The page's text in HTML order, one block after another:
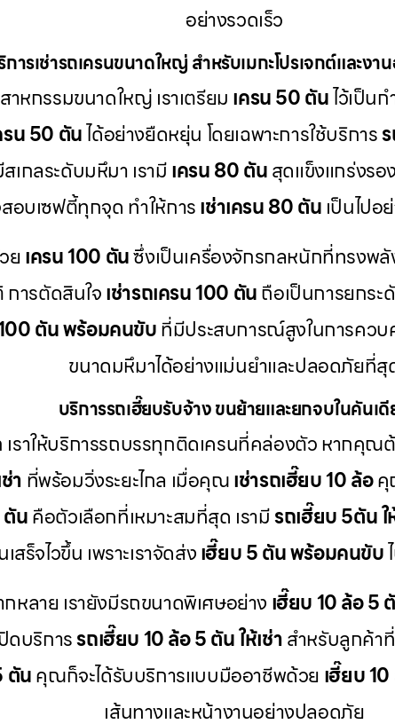
อย่างรวดเร็ว
การเช่ารถเครนขนาดใหญ่ สำหรับเมกะโปรเจกต์และงา
หกรรมขนาดใหญ่ เราเตรียม เครน 50 ตันไว้เป็น
รน 50 ตันได้อย่างยืดหยุ่น โดยเฉพาะการใช้บริการ
เกลระดับมหึมา เรามีเครน 80 ตันสุดแข็งแกร่งรอ
อบเซฟตี้ทุกจุด ทำให้การเช่าเครน 80 ตัน เป็นไปอ
ยเครน 100 ตันซึ่งเป็นเครื่องจักรกลหนักที่ทรงพลั
การตัดสินใจเช่ารถเครน 100 ตันถือเป็นการยกระ
ตัน พร้อมคนขับที่มีประสบการณ์สูงในการควบ
ขนาดมหึมาได้อย่างแม่นยำและปลอดภัยที่สุ
บริการรถเฮี๊ยบรับจ้าง ขนย้ายและยกจบในคันเ
ราให้บริการรถบรรทุกติดเครนที่คล่องตัว หากคุณ
า ที่พร้อมวิ่งระยะไกล เมื่อคุณเช่ารถเฮี๊ยบ 10 ล้อคุ
ตันคือตัวเลือกที่เหมาะสมที่สุด เรามีรถเฮี๊ยบ 5ตัน ใ
สร็จไวขึ้น เพราะเราจัดส่งเฮี๊ยบ 5 ตัน พร้อมคนขับ
หลาย เรายังมีรถขนาดพิเศษอย่าง เฮี๊ยบ 10 ล้อ 5
ดบริการรถเฮี๊ยบ 10 ล้อ 5 ตัน ให้เช่าสำหรับลูกค้า
ตันคุณก็จะได้รับบริการแบบมืออาชีพด้วย เฮี๊ยบ
เส้นทางและหน้างานอย่างปลอดภัย